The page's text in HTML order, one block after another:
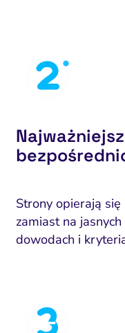
Strony opierają
zamiast na
dowodach i